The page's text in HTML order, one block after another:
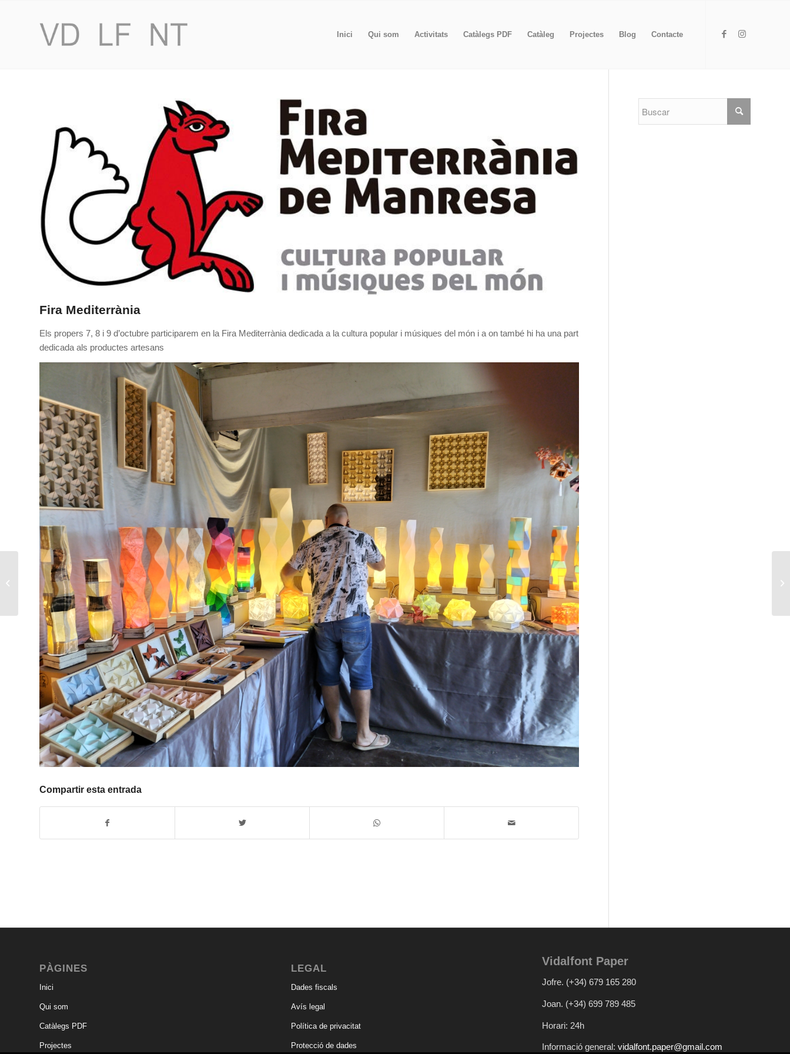
Inici Qui som Activitats Catàlegs PDF Catàleg Projectes Blog Contacte
Fira Mediterrània
Els propers 7, 8 i 9 d’octubre participarem en la Fira Mediterrània dedicada a la cultura popular i músiques del món i a on també hi ha una part
dedicada als productes artesans
Compartir esta entrada
PÀGINES
Inici
Qui som
Catàlegs PDF
Projectes
LEGAL
Dades fiscals
Avís legal
Política de privacitat
Protecció de dades
Vidalfont Paper
Jofre. (+34) 679 165 280
Joan. (+34) 699 789 485
Horari: 24h
Informació general:vidalfont.paper@gmail.com
41 Fira de Calella i Alt
Maresme